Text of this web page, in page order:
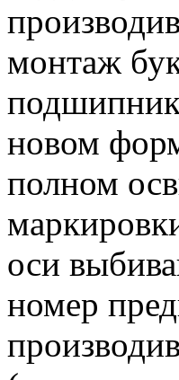
монтаж
новом
полном
оси
номер